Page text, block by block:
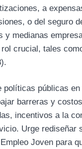
a
o del seguro
y medianas
crucial, tales
públicas
barreras y
incentivos a la
Urge
Joven para